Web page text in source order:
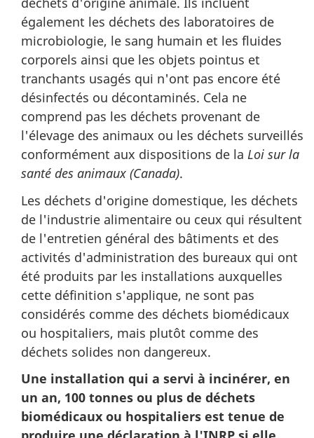
également les déchets des laboratoires de
microbiologie, le sang humain et les fluides
corporels ainsi que les objets pointus et
tranchants usagés qui n'ont pas encore été
désinfectés ou décontaminés. Cela ne
comprend pas les déchets provenant de
l'élevage des animaux ou les déchets surveillés
conformément aux dispositions de la Loi sur la
santé des animaux (Canada).
Les déchets d'origine domestique, les déchets
de l'industrie alimentaire ou ceux qui résultent
de l'entretien général des bâtiments et des
activités d'administration des bureaux qui ont
été produits par les installations auxquelles
cette définition s'applique, ne sont pas
considérés comme des déchets biomédicaux
ou hospitaliers, mais plutôt comme des
déchets solides non dangereux.
Une installation qui a servi à incinérer, en
un an, 100 tonnes ou plus de déchets
biomédicaux ou hospitaliers est tenue de